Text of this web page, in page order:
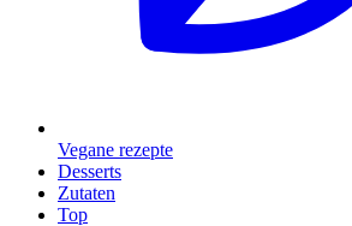
Vegane rezepte
Desserts
Zutaten
Top